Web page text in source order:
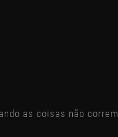
as coisas não